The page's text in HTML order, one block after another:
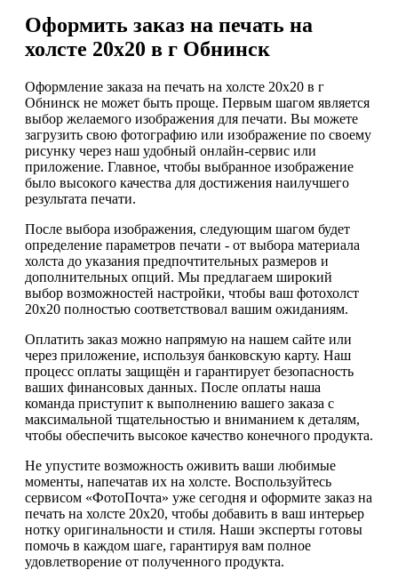
Оформить заказ на печать на
холсте 20х20 в г Обнинск
Оформление заказа на печать на холсте 20х20 в г
Обнинск не может быть проще. Первым шагом является
выбор желаемого изображения для печати. Вы можете
загрузить свою фотографию или изображение по своему
рисунку через наш удобный онлайн-сервис или
приложение. Главное, чтобы выбранное изображение
было высокого качества для достижения наилучшего
результата печати.
После выбора изображения, следующим шагом будет
определение параметров печати - от выбора материала
холста до указания предпочтительных размеров и
дополнительных опций. Мы предлагаем широкий
выбор возможностей настройки, чтобы ваш фотохолст
20х20 полностью соответствовал вашим ожиданиям.
Оплатить заказ можно напрямую на нашем сайте или
через приложение, используя банковскую карту. Наш
процесс оплаты защищён и гарантирует безопасность
ваших финансовых данных. После оплаты наша
команда приступит к выполнению вашего заказа с
максимальной тщательностью и вниманием к деталям,
чтобы обеспечить высокое качество конечного продукта.
Не упустите возможность оживить ваши любимые
моменты, напечатав их на холсте. Воспользуйтесь
сервисом «ФотоПочта» уже сегодня и оформите заказ на
печать на холсте 20х20, чтобы добавить в ваш интерьер
нотку оригинальности и стиля. Наши эксперты готовы
помочь в каждом шаге, гарантируя вам полное
удовлетворение от полученного продукта.